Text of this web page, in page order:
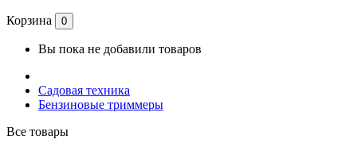
Корзина 0
Вы пока не добавили товаров
Садовая техника
Бензиновые триммеры
Все товары